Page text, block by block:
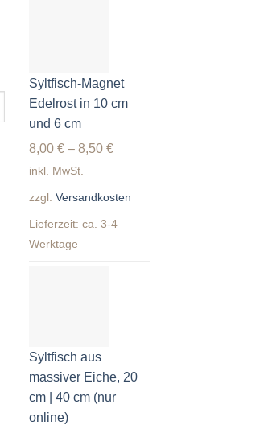
Syltfisch-Magnet
Edelrost in 10 cm
und 6 cm
8,00 € – 8,50 €
inkl. MwSt.
zzgl. Versandkosten
Lieferzeit: ca. 3-4
Werktage
Syltfisch aus
massiver Eiche, 20
cm | 40 cm (nur
online)